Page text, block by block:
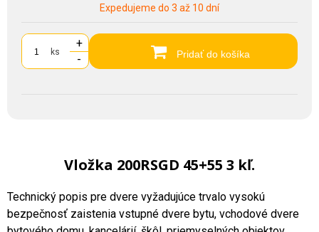
Expedujeme do 3 až 10 dní
ks
+
-
Pridať do košíka
Vložka 200RSGD 45+55 3 kľ.
Technický popis pre dvere vyžadujúce trvalo vysokú
bezpečnosť zaistenia vstupné dvere bytu, vchodové dvere